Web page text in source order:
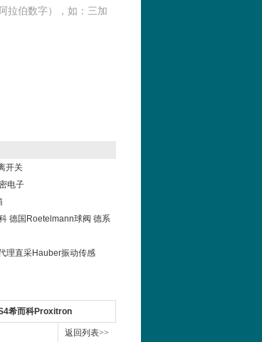
拉伯数字），如：三加
开关
电子
德国Roetelmann球阀 德系
理直采Hauber振动传感
希而科Proxitron
返回列表>>